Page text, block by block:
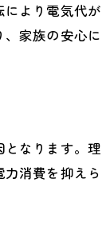
より電気代
家族の安心
なります。
消費を抑え